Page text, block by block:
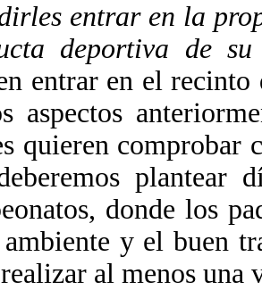
entrar en la
deportiva de
entrar en el
aspectos
quieren comprobar
plantear
donde los
y el buen
al menos una